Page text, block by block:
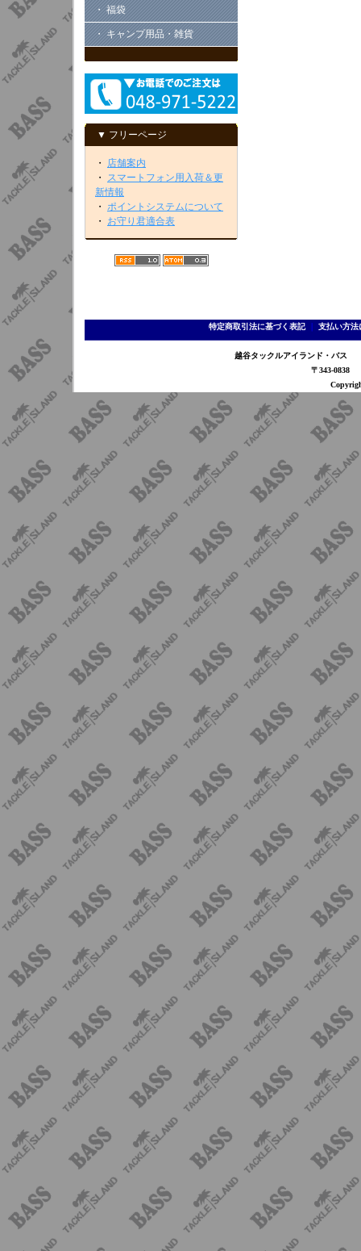
・ 福袋
・ キャンプ用品・雑貨
▼ フリーページ
・ 店舗案内
・ スマートフォン用入荷＆更
新情報
・ ポイントシステムについて
・ お守り君適合表
特定商取引法に基づく表記｜ 支払い方法
越谷タックルアイランド・バ
〒343-0838